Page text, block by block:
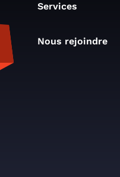
Services
Nous rejoindre